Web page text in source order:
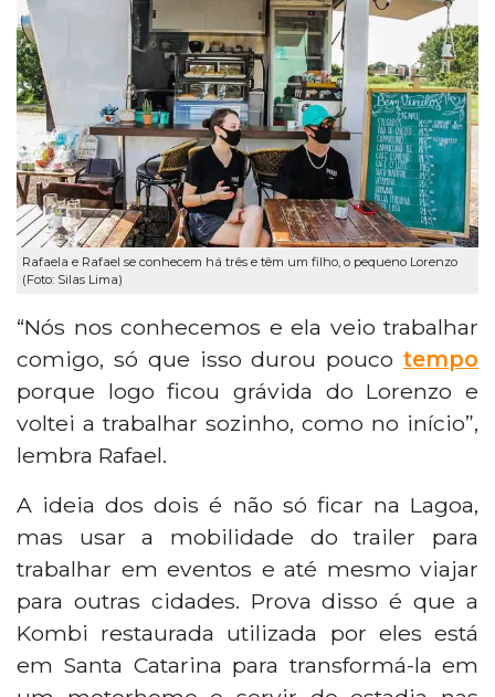
Rafaela e Rafael se conhecem há três e têm um filho, o pequeno Lorenzo
(Foto: Silas Lima)
“Nós nos conhecemos e ela veio trabalhar
comigo, só que isso durou pouco tempo
porque logo ficou grávida do Lorenzo e
voltei a trabalhar sozinho, como no início”,
lembra Rafael.
A ideia dos dois é não só ficar na Lagoa,
mas usar a mobilidade do trailer para
trabalhar em eventos e até mesmo viajar
para outras cidades. Prova disso é que a
Kombi restaurada utilizada por eles está
em Santa Catarina para transformá-la em